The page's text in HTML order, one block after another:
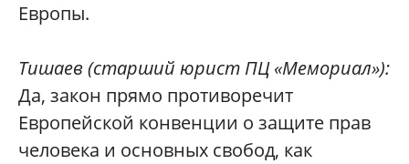
Европы.
Тишаев(старший юрист ПЦ «Мемориал»):
Да, закон прямо противоречит
Европейской конвенции о защите прав
человека и основных свобод, как